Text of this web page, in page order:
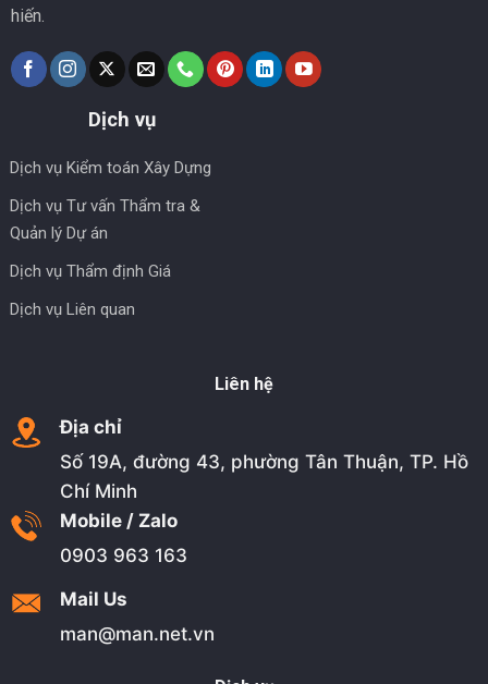
hiến.
Dịch vụ
Dịch vụ Kiểm toán Xây Dựng
Dịch vụ Tư vấn Thẩm tra &
Quản lý Dự án
Dịch vụ Thẩm định Giá
Dịch vụ Liên quan
Liên hệ
Địa chỉ
Số 19A, đường 43, phường Tân Thuận, TP. Hồ
Chí Minh
Mobile / Zalo
0903 963 163
Mail Us
man@man.net.vn